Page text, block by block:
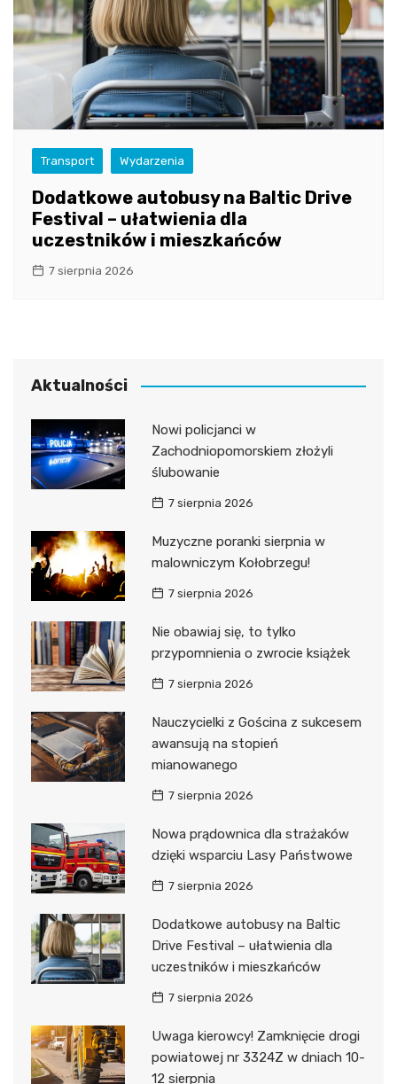
Transport Wydarzenia
Dodatkowe autobusy na Baltic Drive
Festival – ułatwienia dla
uczestników i mieszkańców
7 sierpnia 2026
Aktualności
Nowi policjanci w
Zachodniopomorskiem złożyli
ślubowanie
7 sierpnia 2026
Muzyczne poranki sierpnia w
malowniczym Kołobrzegu!
7 sierpnia 2026
Nie obawiaj się, to tylko
przypomnienia o zwrocie książek
7 sierpnia 2026
Nauczycielki z Gościna z sukcesem
awansują na stopień
mianowanego
7 sierpnia 2026
Nowa prądownica dla strażaków
dzięki wsparciu Lasy Państwowe
7 sierpnia 2026
Dodatkowe autobusy na Baltic
Drive Festival – ułatwienia dla
uczestników i mieszkańców
7 sierpnia 2026
Uwaga kierowcy! Zamknięcie drogi
powiatowej nr 3324Z w dniach 10-
12 sierpnia